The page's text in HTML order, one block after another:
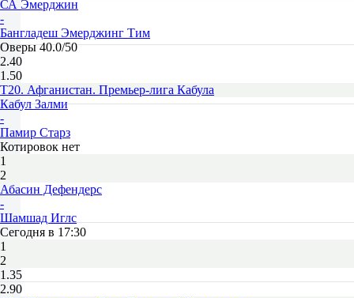
СА Эмерджин
-
Бангладеш Эмерджинг Тим
Оверы 40.0/50
2.40
1.50
T20. Афганистан. Премьер-лига Кабула
Кабул Залми
-
Памир Старз
Котировок нет
1
2
Абасин Дефендерс
-
Шамшад Иглс
Сегодня в 17:30
1
2
1.35
2.90